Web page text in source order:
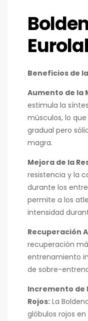
Beneficios de
Aumento de la
estimula la
músculos, lo
gradual pero
magra.
Mejora de la
resistencia y la
durante los
permite a los
intensidad
Recuperación
recuperación
entrenamiento
de sobre-
Incremento de
Rojos: La
glóbulos rojos